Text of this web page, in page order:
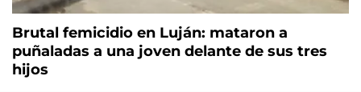
Brutal femicidio en Luján: mataron a
puñaladas a una joven delante de sus tres
hijos